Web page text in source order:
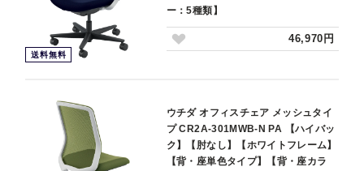
送料無料
ー：5種類】
46,970円
ウチダ オフィスチェア メッシュタイ
プ CR2A-301MWB-N PA 【ハイバッ
ク】【肘なし】【ホワイトフレーム】
【背・座単色タイプ】【背・座カラ